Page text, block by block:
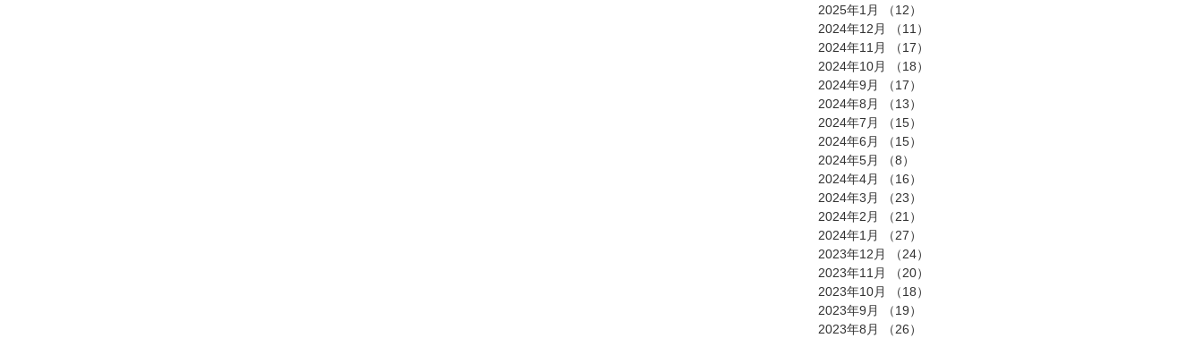
2025年1月
（12）
2024年12月
（11）
2024年11月
（17）
2024年10月
（18）
2024年9月
（17）
2024年8月
（13）
2024年7月
（15）
2024年6月
（15）
2024年5月
（8）
2024年4月
（16）
2024年3月
（23）
2024年2月
（21）
2024年1月
（27）
2023年12月
（24）
2023年11月
（20）
2023年10月
（18）
2023年9月
（19）
2023年8月
（26）